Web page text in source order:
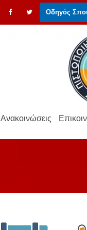
Οδηγός
Ανακοινώσεις